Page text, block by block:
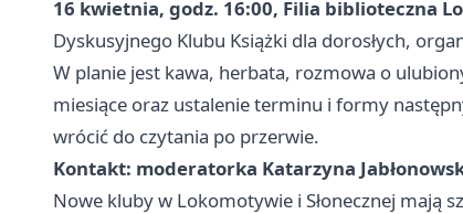
16 kwietnia, godz. 16:00, Filia biblioteczna
Dyskusyjnego Klubu Książki dla dorosłych,
W planie jest kawa, herbata, rozmowa o
miesiące oraz ustalenie terminu i formy
wrócić do czytania po przerwie.
Kontakt: moderatorka Katarzyna
Nowe kluby w Lokomotywie i Słonecznej mają